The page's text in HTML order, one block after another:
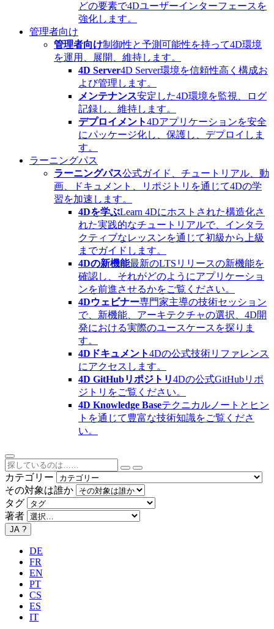
どの要素で4Dユーザーインターフェースを
強化します。
管理者向け
管理者向け制御性と予測可能性を持って4D環境
を運用、展開、維持します。
4D Server4D Server環境を信頼性高く構成お
よび管理します。
メンテナンス安定した4D環境を監視、ログ
記録し、維持します。
デプロイメント4Dアプリケーションを安全
にパッケージ化し、保護し、デプロイしま
す。
ラーニングパス
ラーニングパス公式ガイド、チュートリアル、動
画、ドキュメント、リポジトリを通じて4Dの学
習を加速します。
4Dを学ぶLearn 4Dにホストされた構造化さ
れた実践的なチュートリアルで、インタラ
クティブなレッスンを通じて初級から上級
までガイドします。
4Dの新機能最新のLTSリリースの新機能を
確認し、それがどのようにアプリケーショ
ンを前進させるかをご覧ください。
4Dウェビナー専門家主導の技術セッション
で、新機能、アーキテクチャの選択、4D開
発における実際のユースケースを探りま
す。
4Dドキュメント4Dの公式技術リファレンス
にアクセスします。
4D GitHubリポジトリ4Dの公式GitHubリポ
ジトリをご覧ください。
4D Knowledge Baseテクニカルノートとヒン
トを通じて豊富な技術知識をご覧くださ
い。
カテゴリー
その対象は誰か
タグ
著者
JA ?
DE
FR
EN
PT
CS
ES
IT